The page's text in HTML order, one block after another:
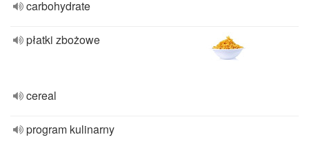
carbohydrate
płatki zbożowe
cereal
program kulinarny